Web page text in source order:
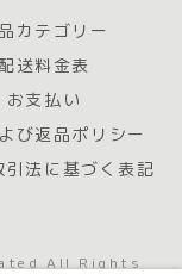
カテゴリー
配送料金表
お支払い
び返品ポリシー
引法に基づく表記
All Rights